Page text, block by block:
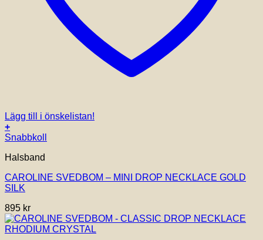
Lägg till i önskelistan!
+
Snabbkoll
Halsband
CAROLINE SVEDBOM – MINI DROP NECKLACE GOLD
SILK
895 kr